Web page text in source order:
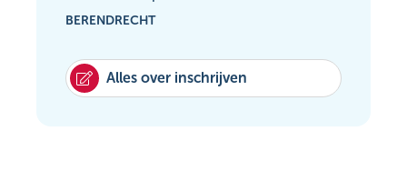
BERENDRECHT
Alles over inschrijven